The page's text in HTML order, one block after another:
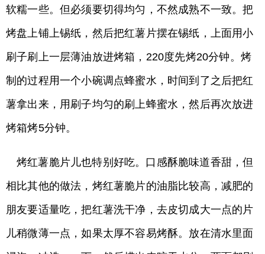
软糯一些。但必须要切得均匀，不然成熟不一致。把
烤盘上铺上锡纸，然后把红薯片摆在锡纸，上面用小
刷子刷上一层薄油放进烤箱，220度先烤20分钟。烤
制的过程用一个小碗调点蜂蜜水，时间到了之后把红
薯拿出来，用刷子均匀的刷上蜂蜜水，然后再次放进
烤箱烤5分钟。
烤红薯脆片儿也特别好吃。口感酥脆味道香甜，但
相比其他的做法，烤红薯脆片的油脂比较高，减肥的
朋友要适量吃，把红薯洗干净，去皮切成大一点的片
儿稍微薄一点，如果太厚不容易烤酥。放在清水里面